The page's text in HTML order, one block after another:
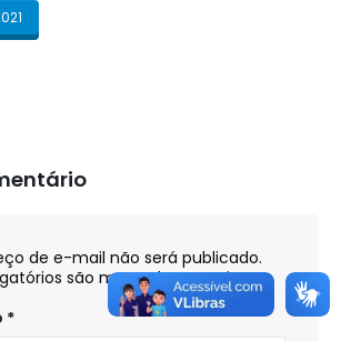
de e-mail não será publicado.
são marcados com*
*